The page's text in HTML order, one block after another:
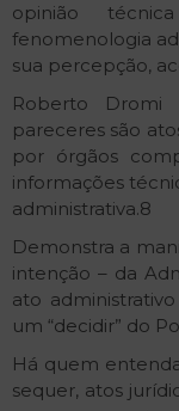
opinião
fenomenologia
sua percepção,
Roberto Dromi
pareceres são
por órgãos
informações
administrativa.8
Demonstra a
intenção – da
ato
um “decidir” do
Há quem
sequer, atos